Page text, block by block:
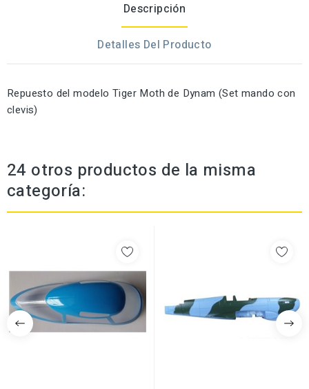
Descripción
Detalles Del Producto
Repuesto del modelo Tiger Moth de Dynam (Set mando con
clevis)
24 otros productos de la misma
categoría: